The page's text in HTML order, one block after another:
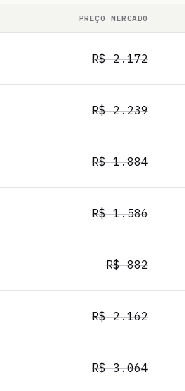
PREÇO MERCADO
R$2.172
R$2.239
R$1.884
R$1.586
R$882
R$2.162
R$3.064